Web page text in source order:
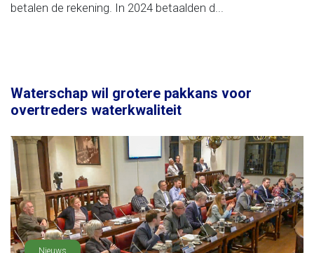
betalen de rekening. In 2024 betaalden d...
Waterschap wil grotere pakkans voor
overtreders waterkwaliteit
Nieuws